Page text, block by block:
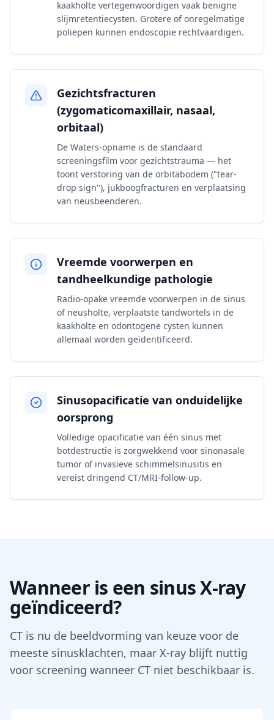
kaakholte vertegenwoordigen vaak benigne
slijmretentiecysten. Grotere of onregelmatige
poliepen kunnen endoscopie rechtvaardigen.
Gezichtsfracturen
(zygomaticomaxillair, nasaal,
orbitaal)
De Waters-opname is de standaard
screeningsfilm voor gezichtstrauma — het
toont verstoring van de orbitabodem ("tear-
drop sign"), jukboogfracturen en verplaatsing
van neusbeenderen.
Vreemde voorwerpen en
tandheelkundige pathologie
Radio-opake vreemde voorwerpen in de sinus
of neusholte, verplaatste tandwortels in de
kaakholte en odontogene cysten kunnen
allemaal worden geïdentificeerd.
Sinusopacificatie van onduidelijke
oorsprong
Volledige opacificatie van één sinus met
botdestructie is zorgwekkend voor sinonasale
tumor of invasieve schimmelsinusitis en
vereist dringend CT/MRI-follow-up.
Wanneer is een sinus X-ray
geïndiceerd?
CT is nu de beeldvorming van keuze voor de
meeste sinusklachten, maar X-ray blijft nuttig
voor screening wanneer CT niet beschikbaar is.